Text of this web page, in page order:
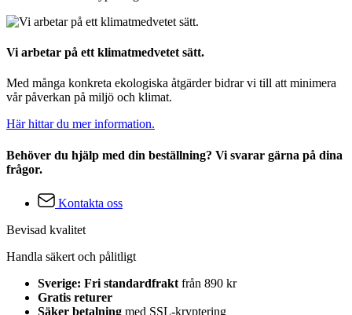
Vi arbetar på ett klimatmedvetet sätt.
Med många konkreta ekologiska åtgärder bidrar vi till att minimera
vår påverkan på miljö och klimat.
Här hittar du mer information.
Behöver du hjälp med din beställning? Vi svarar gärna på dina
frågor.
Kontakta oss
Bevisad kvalitet
Handla säkert och pålitligt
Sverige: Fri standardfrakt från 890 kr
Gratis returer
Säker betalning med SSL-kryptering